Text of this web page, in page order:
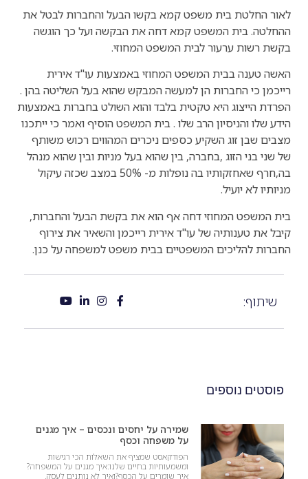
לאור החלטת בית משפט קמא בקשו הבעל והחברות לבטל את
ההחלטה. בית המשפט קמא דחה את הבקשה ועל כך הוגשה
בקשת רשות ערעור לבית המשפט המחוזי.
האשה טענה בבית המשפט המחוזי באמצעות עו"ד אירית
רייכמן כי החברות הן למעשה המבקש שהוא בעל השליטה בהן .
הפרדת הייצוג היא טקטית בלבד והוא השולט בחברות באמצעות
הידע שלו והניסיון הרב שלו . בית המשפט הוסיף ואמר כי ייתכנו
מצבים שבן זוג השקיע כספים ניכרים המהווים רכוש משותף
של שני בני הזוג ,בחברה, בין שהוא בעל מניות ובין שהוא מנהל
בה,חרף שאחזקותיו בה נופלות מ- 50% במצב שכזה עיקול
מניותיו לא יועיל.
בית המשפט המחוזי דחה אף הוא את בקשת הבעל והחברות,
קיבל את טענותיה של עו"ד אירית רייכמן והשאיר את צירוף
החברות להליכים המשפטיים בבית משפט למשפחה על כנן.
שיתוף:
פוסטים נוספים
שמירה על יחסים ונכסים – איך מגנים
על משפחה וכסף
הפודקאסט שמציף את השאלות הכי רגישות
ומשמעותיות בחיים שלנו:איך מגנים על המשפחה?
איך שומרים על הכסף?ואיך לא נותנים לעסק,